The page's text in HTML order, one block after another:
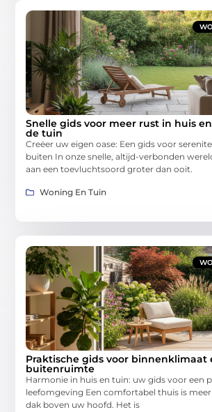
Snelle gids voor meer rust in huis
de tuin
Creëer uw eigen oase: Een gids voor
buiten In onze snelle, altijd-verbonden
aan een toevluchtsoord groter dan ooit.
Woning En Tuin
Praktische gids voor binnenklimaat
buitenruimte
Harmonie in huis en tuin: uw gids voor een
leefomgeving Een comfortabel thuis is meer
dak boven uw hoofd. Het is